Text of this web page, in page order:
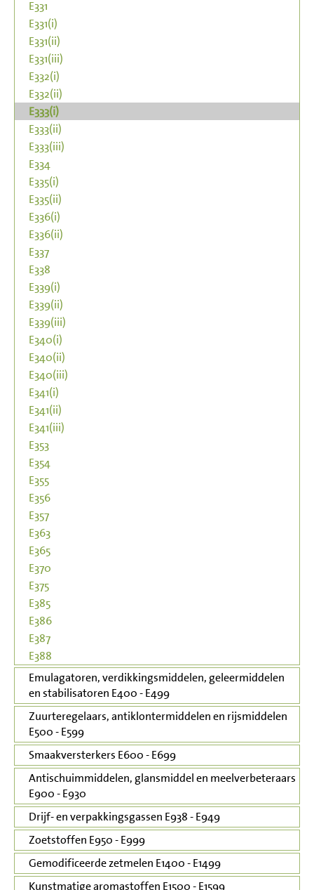
E331
E331(i)
E331(ii)
E331(iii)
E332(i)
E332(ii)
E333(i)
E333(ii)
E333(iii)
E334
E335(i)
E335(ii)
E336(i)
E336(ii)
E337
E338
E339(i)
E339(ii)
E339(iii)
E340(i)
E340(ii)
E340(iii)
E341(i)
E341(ii)
E341(iii)
E353
E354
E355
E356
E357
E363
E365
E370
E375
E385
E386
E387
E388
Emulagatoren, verdikkingsmiddelen, geleermiddelen
en stabilisatoren E400 - E499
Zuurteregelaars, antiklontermiddelen en rijsmiddelen
E500 - E599
Smaakversterkers E600 - E699
Antischuimmiddelen, glansmiddel en meelverbeteraars
E900 - E930
Drijf- en verpakkingsgassen E938 - E949
Zoetstoffen E950 - E999
Gemodificeerde zetmelen E1400 - E1499
Kunstmatige aromastoffen E1500 - E1599